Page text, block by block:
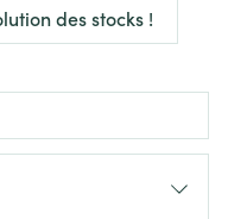
des stocks !